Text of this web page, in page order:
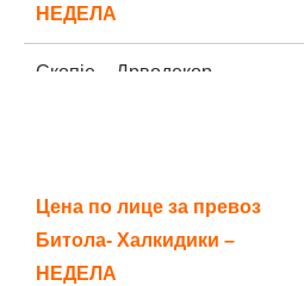
НЕДЕЛА
Скопје – Дрводекор
Штип – (паркинг пред пошта),
трансфер до Велес
Цена по лице за превоз
Битола- Халкидики –
НЕДЕЛА